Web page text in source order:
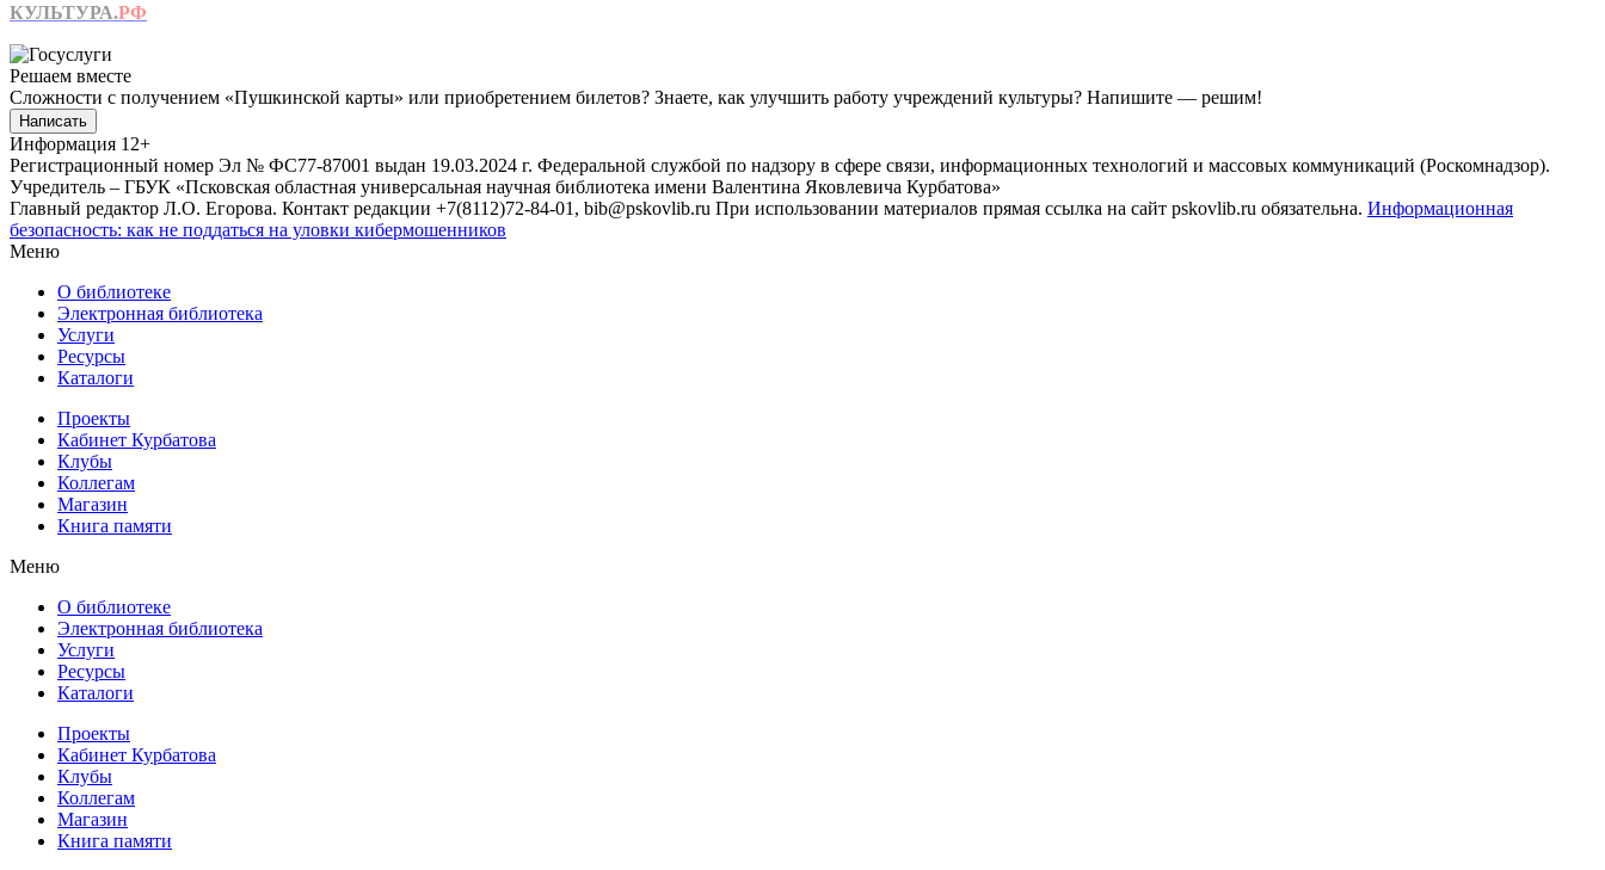
КУЛЬТУРА.РФ
Решаем вместе
Сложности с получением «Пушкинской карты» или приобретением билетов? Знаете, как улучшить работу учреждений культуры? Напишите — решим!
Написать
Информация 12+
Регистрационный номер Эл № ФС77-87001 выдан 19.03.2024 г. Федеральной службой по надзору в сфере связи, информационных технологий и массовых коммуникаций (Роскомнадзор).
Учредитель – ГБУК «Псковская областная универсальная научная библиотека имени Валентина Яковлевича Курбатова»
Главный редактор Л.О. Егорова. Контакт редакции +7(8112)72-84-01, bib@pskovlib.ru При использовании материалов прямая ссылка на сайт pskovlib.ru обязательна. Информационная
безопасность: как не поддаться на уловки кибермошенников
Меню
О библиотеке
Электронная библиотека
Услуги
Ресурсы
Каталоги
Проекты
Кабинет Курбатова
Клубы
Коллегам
Магазин
Книга памяти
Меню
О библиотеке
Электронная библиотека
Услуги
Ресурсы
Каталоги
Проекты
Кабинет Курбатова
Клубы
Коллегам
Магазин
Книга памяти